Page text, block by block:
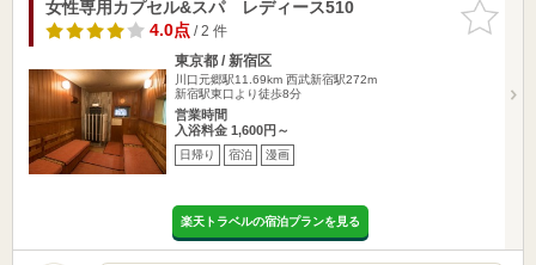
お気に入
りに追加
女性専用カプセル&スパ レディース510
4.0点/ 2 件
東京都 / 新宿区
川口元郷駅11.69km 西武新宿駅272m
新宿駅東口より徒歩8分
営業時間
入浴料金 1,600円～
日帰り 宿泊 漫画
楽天トラベルの宿泊プランを見る